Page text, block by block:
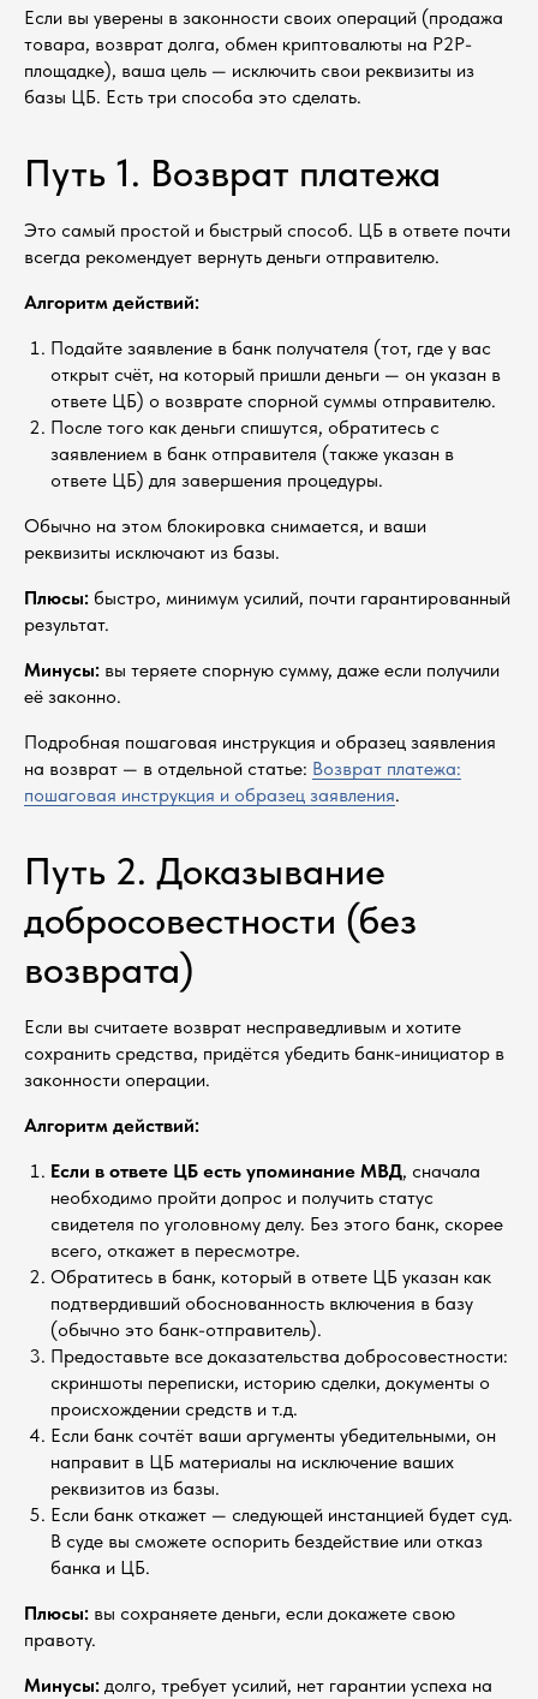
Если вы уверены в законности своих операций (продажа
товара, возврат долга, обмен криптовалюты на P2P-
площадке), ваша цель — исключить свои реквизиты из
базы ЦБ. Есть три способа это сделать.
Путь 1. Возврат платежа
Это самый простой и быстрый способ. ЦБ в ответе почти
всегда рекомендует вернуть деньги отправителю.
Алгоритм действий:
Подайте заявление в банк получателя (тот, где у вас
открыт счёт, на который пришли деньги — он указан в
ответе ЦБ) о возврате спорной суммы отправителю.
После того как деньги спишутся, обратитесь с
заявлением в банк отправителя (также указан в
ответе ЦБ) для завершения процедуры.
Обычно на этом блокировка снимается, и ваши
реквизиты исключают из базы.
Плюсы: быстро, минимум усилий, почти гарантированный
результат.
Минусы: вы теряете спорную сумму, даже если получили
её законно.
Подробная пошаговая инструкция и образец заявления
на возврат — в отдельной статье: Возврат платежа:
пошаговая инструкция и образец заявления.
Путь 2. Доказывание
добросовестности (без
возврата)
Если вы считаете возврат несправедливым и хотите
сохранить средства, придётся убедить банк-инициатор в
законности операции.
Алгоритм действий:
Если в ответе ЦБ есть упоминание МВД, сначала
необходимо пройти допрос и получить статус
свидетеля по уголовному делу. Без этого банк, скорее
всего, откажет в пересмотре.
Обратитесь в банк, который в ответе ЦБ указан как
подтвердивший обоснованность включения в базу
(обычно это банк-отправитель).
Предоставьте все доказательства добросовестности:
скриншоты переписки, историю сделки, документы о
происхождении средств и т.д.
Если банк сочтёт ваши аргументы убедительными, он
направит в ЦБ материалы на исключение ваших
реквизитов из базы.
Если банк откажет — следующей инстанцией будет суд.
В суде вы сможете оспорить бездействие или отказ
банка и ЦБ.
Плюсы: вы сохраняете деньги, если докажете свою
правоту.
Минусы: долго, требует усилий, нет гарантии успеха на